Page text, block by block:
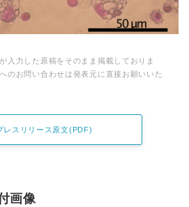
入力した原稿をそのまま掲載しておりま
のお問い合わせは発表元に直接お願いいた
レスリリース原文(PDF)
画像